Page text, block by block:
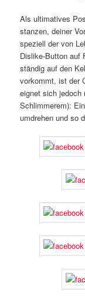
Als ultimatives
stanzen, deiner
speziell der von
Dislike-Button auf
ständig auf den
vorkommt, ist der
eignet sich jedoch
Schlimmerem):
umdrehen und so